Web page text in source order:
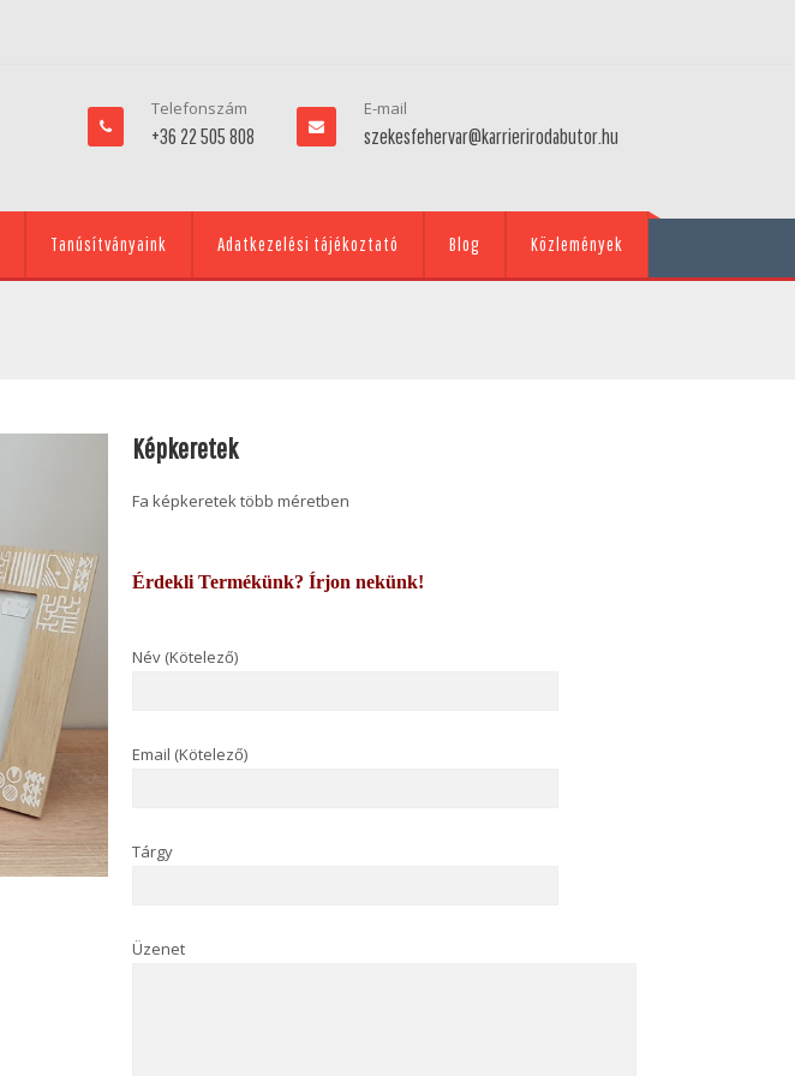
Telefonszám
+36 22 505 808
E-mail
szekesfehervar@karrierirodabutor.hu
Tanúsítványaink Adatkezelési tájékoztató Blog Közlemények
Képkeretek
Fa képkeretek több méretben
Érdekli Termékünk? Írjon nekünk!
Név (Kötelező)
Email (Kötelező)
Tárgy
Üzenet